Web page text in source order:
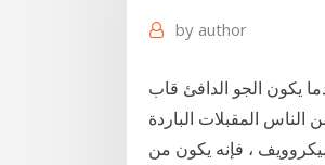
by author
يكون الجو الدافئ قاب
المقبلات الباردة
، فإنه يكون من